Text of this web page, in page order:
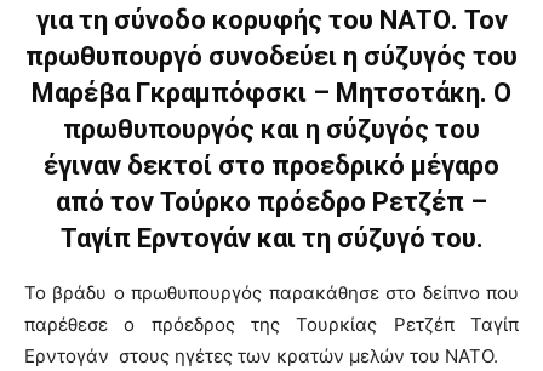
για τη σύνοδο κορυφής του ΝΑΤΟ. Τον
πρωθυπουργό συνοδεύει η σύζυγός του
Μαρέβα Γκραμπόφσκι – Μητσοτάκη. Ο
πρωθυπουργός και η σύζυγός του
έγιναν δεκτοί στο προεδρικό μέγαρο
από τον Τούρκο πρόεδρο Ρετζέπ –
Ταγίπ Ερντογάν και τη σύζυγό του.
Το βράδυ ο πρωθυπουργός παρακάθησε στο δείπνο που
παρέθεσε ο πρόεδρος της Τουρκίας Ρετζέπ Ταγίπ
Ερντογάν στους ηγέτες των κρατών μελών του ΝΑΤΟ.